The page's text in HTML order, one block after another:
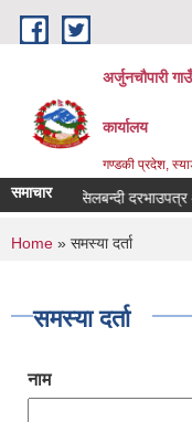
Skip to main content
अर्जुनचौपारी
कार्यालय
गण्डकी प्रदेश,
समाचारसिलबन्दी दरभाउपत्र
You are here
Home » समस्या दर्ता
समस्या दर्ता
नाम